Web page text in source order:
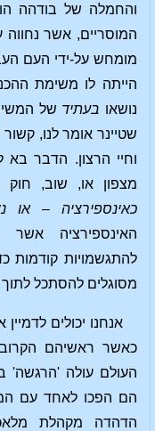
והחמלה של בודהה
המוסריים, אשר נחווה
מומחש על-ידי העם
הייתה לו משימת
נושאו בעתיד של
שטיינר אומר לנו,
וחיי הרצון. הדבר בא
מצפון או, שוב, חוק
כאינספירציה – או
האינספירציה אשר
להתגשמויות קודמות
מסוגלים להסתכל
אנחנו יכולים
כאשר ראשיהם
העולם עולה 'הרגשה'
הם הפכו לאחד עם
הדהדה מקהלת